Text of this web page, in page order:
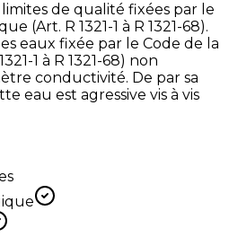
de qualité fixées par le
(Art. R 1321-1 à R 1321-68).
eaux fixée par le Code de la
1 à R 1321-68) non
conductivité. De par sa
eau est agressive vis à vis